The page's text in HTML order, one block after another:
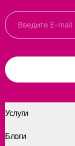
Услуги
Блоги